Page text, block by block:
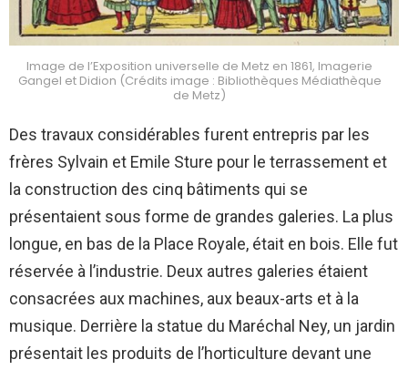
Image de l’Exposition universelle de Metz en 1861, Imagerie
Gangel et Didion (Crédits image : Bibliothèques Médiathèque
de Metz)
Des travaux considérables furent entrepris par les
frères Sylvain et Emile Sture pour le terrassement et
la construction des cinq bâtiments qui se
présentaient sous forme de grandes galeries. La plus
longue, en bas de la Place Royale, était en bois. Elle fut
réservée à l’industrie. Deux autres galeries étaient
consacrées aux machines, aux beaux-arts et à la
musique. Derrière la statue du Maréchal Ney, un jardin
présentait les produits de l’horticulture devant une